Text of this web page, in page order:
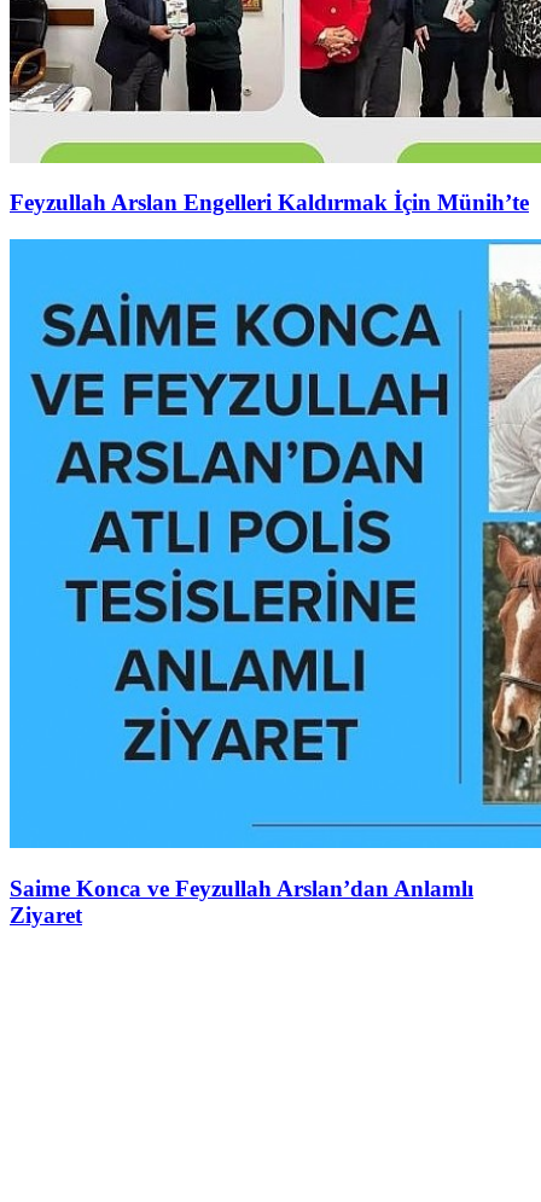
Feyzullah Arslan Engelleri Kaldırmak İçin Münih’te
Saime Konca ve Feyzullah Arslan’dan Anlamlı
Ziyaret